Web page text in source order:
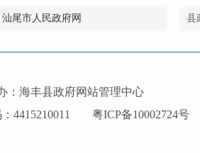
汕尾市人民政府网 县
：海丰县政府网站管理中心
4415210011
粤ICP备10002724号